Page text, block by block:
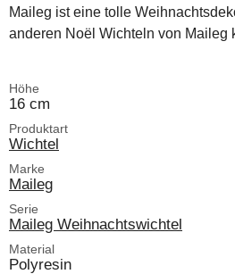
Maileg ist eine tolle
anderen Noël Wichteln von Maileg
Höhe
16 cm
Produktart
Wichtel
Marke
Maileg
Serie
Maileg Weihnachtswichtel
Material
Polyresin